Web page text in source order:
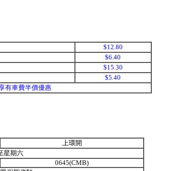
$12.80
$6.40
$15.30
$5.40
有車費半價優惠
上環開
星期六
0645(CMB)